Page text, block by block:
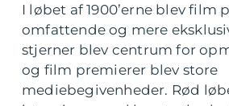
I løbet af 1900’erne blev film
omfattende og mere
stjerner blev centrum for
og film premierer blev store
mediebegivenheder. Rød